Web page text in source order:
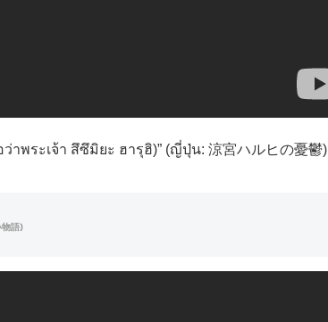
ว่าพระเจ้า สึซึมิยะ ฮารุฮิ)” (ญี่ปุ่น: 涼宮ハルヒの憂鬱)
語)